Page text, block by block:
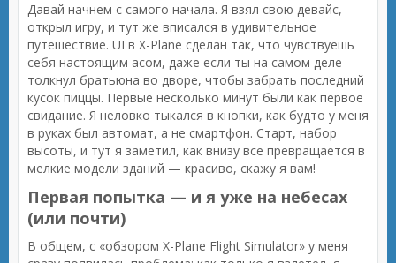
Давай начнем с самого начала. Я взял свою девайс,
открыл игру, и тут же вписался в удивительное
путешествие. UI в X-Plane сделан так, что чувствуешь
себя настоящим асом, даже если ты на самом деле
толкнул братьюна во дворе, чтобы забрать последний
кусок пиццы. Первые несколько минут были как первое
свидание. Я неловко тыкался в кнопки, как будто у меня
в руках был автомат, а не смартфон. Старт, набор
высоты, и тут я заметил, как внизу все превращается в
мелкие модели зданий — красиво, скажу я вам!
Первая попытка — и я уже на небесах
(или почти)
В общем, с «обзором X-Plane Flight Simulator» у меня